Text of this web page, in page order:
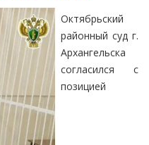
Октябрьский
районный суд г.
Архангельска
согласился с
позицией